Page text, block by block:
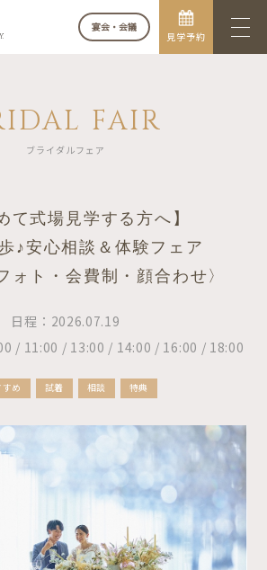
宴会・会議
見学予約
FAIR
ブライダルフェア
て式場見学する方へ】
♪安心相談＆体験フェア
ォト・会費制・顔合わせ〉
日程：2026.07.19
/ 11:00 / 13:00 / 14:00 / 16:00 / 18:00
すめ 試着 相談 特典